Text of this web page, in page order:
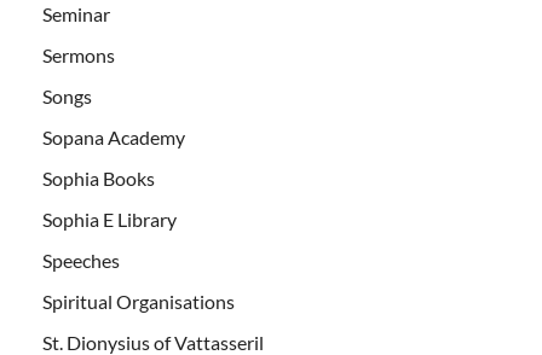
Seminar
Sermons
Songs
Sopana Academy
Sophia Books
Sophia E Library
Speeches
Spiritual Organisations
St. Dionysius of Vattasseril